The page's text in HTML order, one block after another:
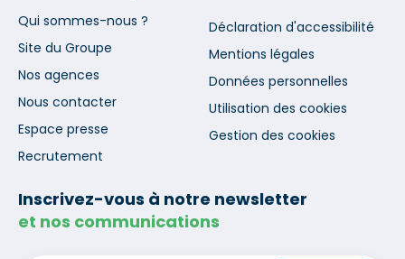
Qui sommes-nous ?
Site du Groupe
Nos agences
Nous contacter
Espace presse
Recrutement
Déclaration d'accessibilité
Mentions légales
Données personnelles
Utilisation des cookies
Gestion des cookies
Inscrivez-vous à notre newsletter
et nos communications